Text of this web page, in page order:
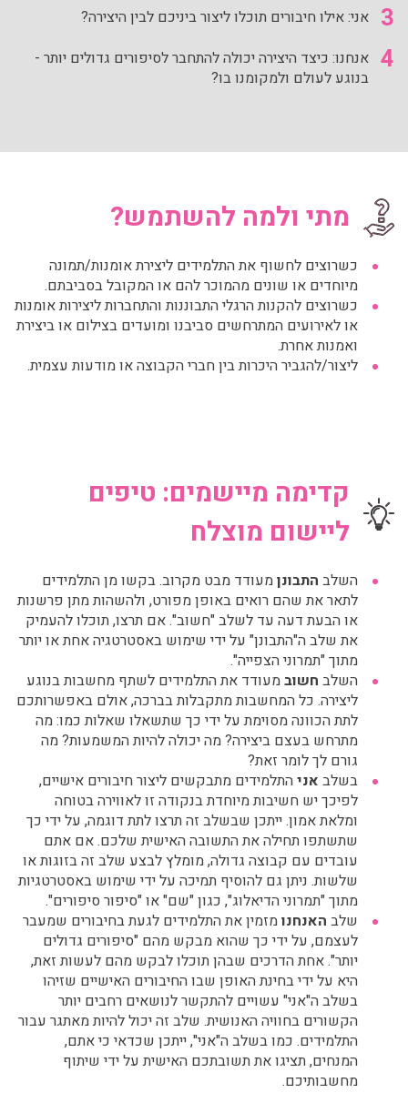
3 אני: אילו חיבורים תוכלו ליצור ביניכם לבין היצירה?
4 אנחנו: כיצד היצירה יכולה להתחבר לסיפורים גדולים יותר -
בנוגע לעולם ולמקומנו בו?
מתי ולמה להשתמש?
כשרוצים לחשוף את התלמידים ליצירת אומנות/תמונה
מיוחדים או שונים מהמוכר להם או המקובל בסביבתם.
כשרוצים להקנות הרגלי התבוננות והתחברות ליצירות אומנות
או לאירועים המתרחשים סביבנו ומועדים בצילום או ביצירת
ואמנות אחרת.
ליצור/להגביר היכרות בין חברי הקבוצה או מודעות עצמית.
קדימה מיישמים: טיפים
ליישום מוצלח
השלב התבונןמעודד מבט מקרוב. בקשו מן התלמידים
לתאר את שהם רואים באופן מפורט, ולהשהות מתן פרשנות
או הבעת דעה עד לשלב "חשוב". אם תרצו, תוכלו להעמיק
את שלב ה"התבונן" על ידי שימוש באסטרטגיה אחת או יותר
מתוך "תמרוני הצפייה".
השלב חשובמעודד את התלמידים לשתף מחשבות בנוגע
ליצירה. כל המחשבות מתקבלות בברכה, אולם באפשרותכם
לתת הכוונה מסוימת על ידי כך שתשאלו שאלות כמו: מה
מתרחש בעצם ביצירה? מה יכולה להיות המשמעות? מה
גורם לך לומר זאת?
בשלב אניהתלמידים מתבקשים ליצור חיבורים אישיים,
לפיכך יש חשיבות מיוחדת בנקודה זו לאווירה בטוחה
ומלאת אמון. ייתכן שבשלב זה תרצו לתת דוגמה, על ידי כך
שתשתפו תחילה את התשובה האישית שלכם. אם אתם
עובדים עם קבוצה גדולה, מומלץ לבצע שלב זה בזוגות או
שלשות. ניתן גם להוסיף תמיכה על ידי שימוש באסטרטגיות
מתוך "תמרוני הדיאלוג", כגון "שם" או "סיפור סיפורים".
שלב האנחנומזמין את התלמידים לגעת בחיבורים שמעבר
לעצמם, על ידי כך שהוא מבקש מהם "סיפורים גדולים
יותר". אחת הדרכים שבהן תוכלו לבקש מהם לעשות זאת,
היא על ידי בחינת האופן שבו החיבורים האישיים שזיהו
בשלב ה"אני" עשויים להתקשר לנושאים רחבים יותר
הקשורים בחוויה האנושית. שלב זה יכול להיות מאתגר עבור
התלמידים. כמו בשלב ה"אני", ייתכן שכדאי כי אתם,
המנחים, תציגו את תשובתכם האישית על ידי שיתוף
מחשבותיכם.